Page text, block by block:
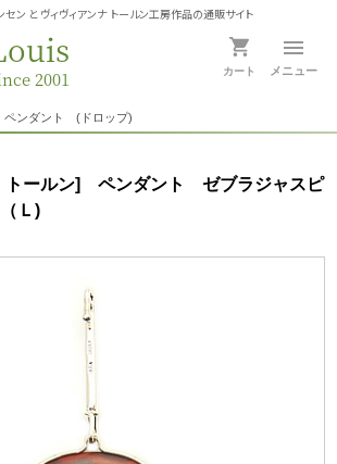
セン と ヴィヴィアンナ トールン工房作品の通販サイト
2001 カート メニュー
ペンダント (ドロップ)
トールン] ペンダント ゼブラジャスピ
Ｌ)